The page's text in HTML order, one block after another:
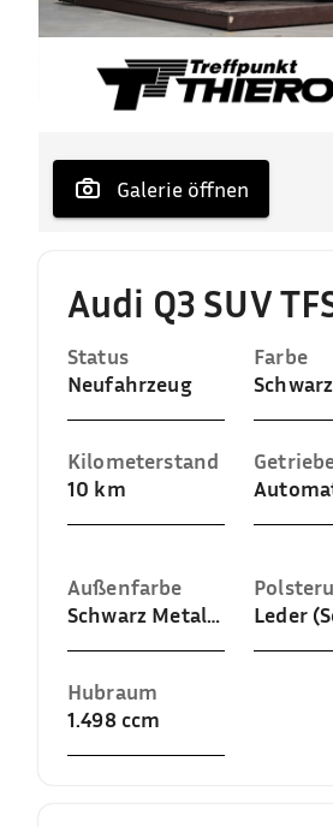
Galerie öffnen
Audi Q3 SUV
Status
Neufahrzeug
Farbe
Schwarz
Kilometerstand
10 km
Außenfarbe
Schwarz Metallic (Mythosschwarz Metallic)
Leder
Hubraum
1.498 ccm